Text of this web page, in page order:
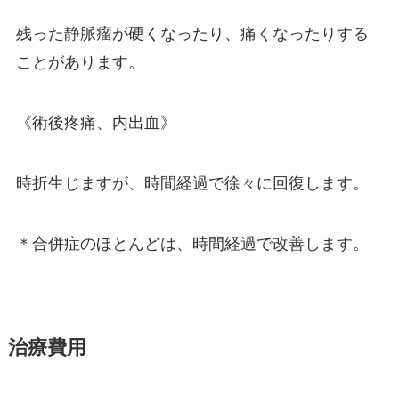
残った静脈瘤が硬くなったり、痛くなったりする
ことがあります。
《術後疼痛、内出血》
時折生じますが、時間経過で徐々に回復します。
＊合併症のほとんどは、時間経過で改善します。
治療費用